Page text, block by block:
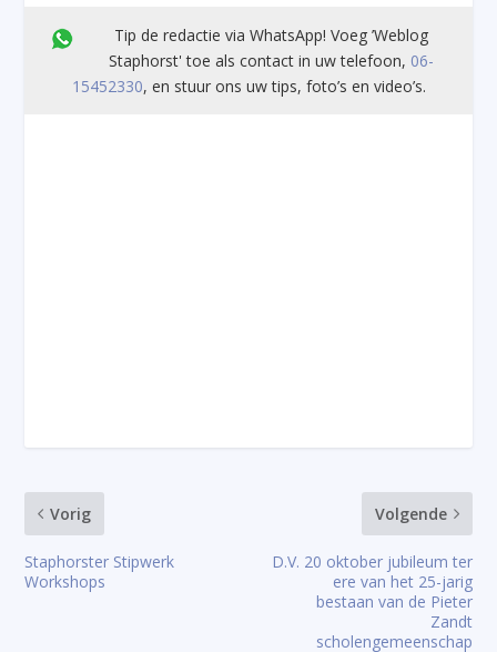
Tip de redactie via WhatsApp! Voeg ’Weblog
Staphorst' toe als contact in uw telefoon, 06-
15452330, en stuur ons uw tips, foto’s en video’s.
Vorig
Staphorster Stipwerk
Workshops
Volgende
D.V. 20 oktober jubileum ter
ere van het 25-jarig
bestaan van de Pieter
Zandt
scholengemeenschap